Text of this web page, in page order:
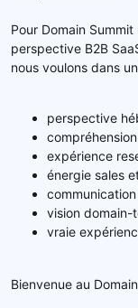
Pour Domain
perspective B2B
nous voulons dans
perspective
expérience
énergie sales
vision domain-
vraie
Bienvenue au